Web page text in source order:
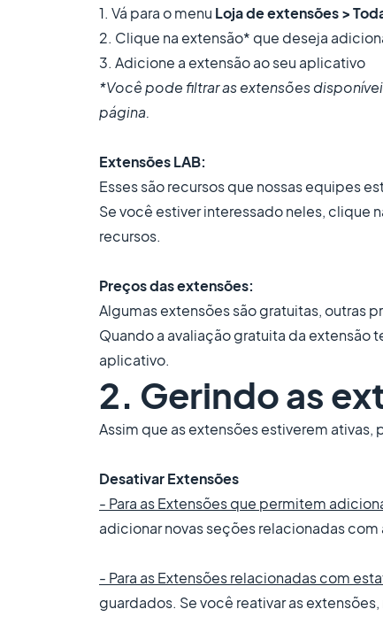
1. Vá para o menu Loja de extensões >
2. Clique na extensão* que deseja
3. Adicione a extensão ao seu aplicativo
*Você pode filtrar as extensões
página.
Extensões LAB:
Esses são recursos que nossas equipes
Se você estiver interessado neles, clique
recursos.
Preços das extensões:
Algumas extensões são gratuitas, outras
Quando a avaliação gratuita da extensão
aplicativo.
2. Gerindo as
Assim que as extensões estiverem ativas,
Desativar Extensões
- Para as Extensões que permitem
adicionar novas seções relacionadas
- Para as Extensões relacionadas com
guardados. Se você reativar as